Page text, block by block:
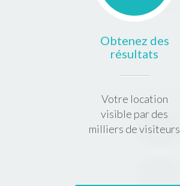
Obtenez des
résultats
Votre location
visible par des
milliers de visiteurs